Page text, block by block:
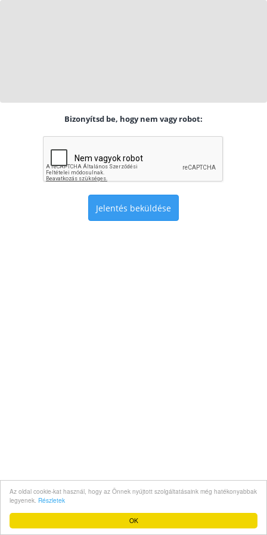
OK
Az oldal cookie-kat használ, hogy az Önnek nyújtott szolgáltatásaink még hatékonyabbak
legyenek. Részletek
Bizonyítsd be, hogy nem vagy robot:
Jelentés beküldése